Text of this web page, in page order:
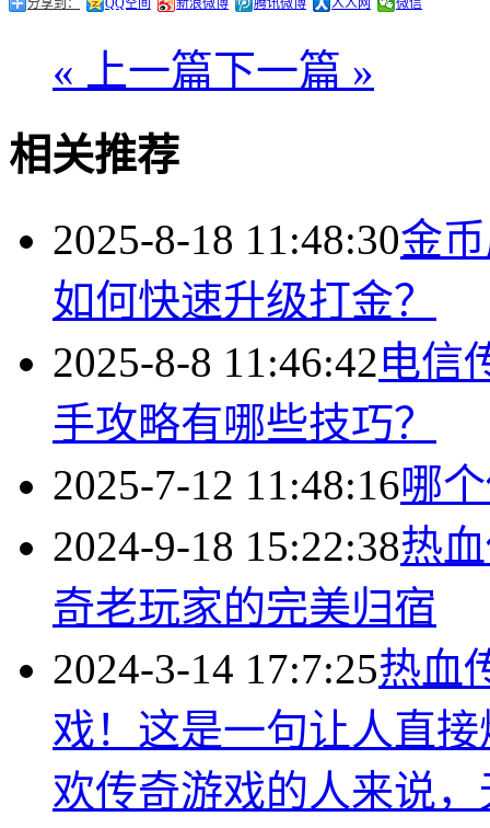
分享到： QQ空间 新浪微博 腾讯微博 人人网 微信
« 上一篇下一篇 »
相关推荐
2025-8-18 11:48:30金
如何快速升级打金？
2025-8-8 11:46:42电信
手攻略有哪些技巧？
2025-7-12 11:48:16哪
2024-9-18 15:22:38热
奇老玩家的完美归宿
2024-3-14 17:7:25热血
戏！这是一句让人直
欢传奇游戏的人来说